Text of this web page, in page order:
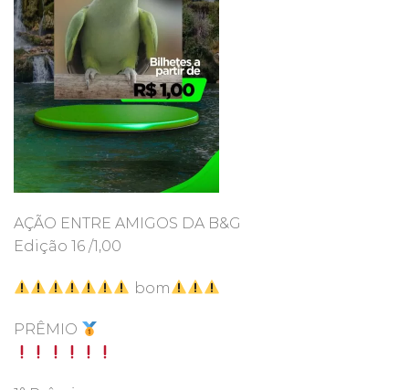
AÇÃO ENTRE AMIGOS DA B&G
Edição 16 /1,00
bom
PRÊMIO